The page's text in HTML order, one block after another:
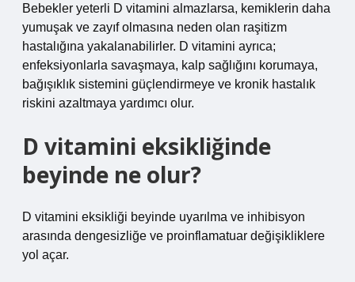
Bebekler yeterli D vitamini almazlarsa, kemiklerin daha
yumuşak ve zayıf olmasına neden olan raşitizm
hastalığına yakalanabilirler. D vitamini ayrıca;
enfeksiyonlarla savaşmaya, kalp sağlığını korumaya,
bağışıklık sistemini güçlendirmeye ve kronik hastalık
riskini azaltmaya yardımcı olur.
D vitamini eksikliğinde
beyinde ne olur?
D vitamini eksikliği beyinde uyarılma ve inhibisyon
arasında dengesizliğe ve proinflamatuar değişikliklere
yol açar.